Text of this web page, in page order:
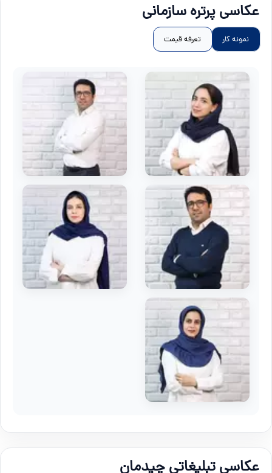
عکاسی پرتره سازمانی
نمونه کار تعرفه قیمت
عکاسی تبلیغاتی چیدمان